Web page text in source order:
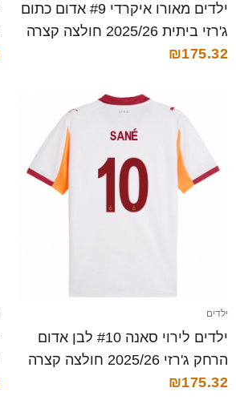
ילדים מאורו איקרדי #9 אדום כתום
ג'רזי ביתית 2025/26 חולצה קצרה
₪175.32
ילדים
ילדים לירוי סאנה #10 לבן אדום
הרחק ג'רזי 2025/26 חולצה קצרה
₪175.32